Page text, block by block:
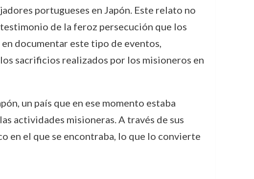
portugueses en Japón. Este relato no
de la feroz persecución que los
documentar este tipo de eventos,
sacrificios realizados por los misioneros en
un país que en ese momento estaba
actividades misioneras. A través de sus
en el que se encontraba, lo que lo convierte